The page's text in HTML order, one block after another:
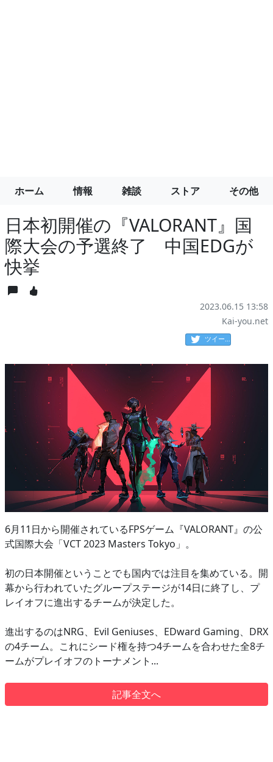
ホーム 情報 雑談 ストア その他
日本初開催の『VALORANT』国
際大会の予選終了 中国EDGが
快挙
2023.06.15 13:58
Kai-you.net
ツイート
6月11日から開催されているFPSゲーム『VALORANT』の公
式国際大会「VCT 2023 Masters Tokyo」。
初の日本開催ということでも国内では注目を集めている。開
幕から行われていたグループステージが14日に終了し、プ
レイオフに進出するチームが決定した。
進出するのはNRG、Evil Geniuses、EDward Gaming、DRX
の4チーム。これにシード権を持つ4チームを合わせた全8チ
ームがプレイオフのトーナメント...
記事全文へ